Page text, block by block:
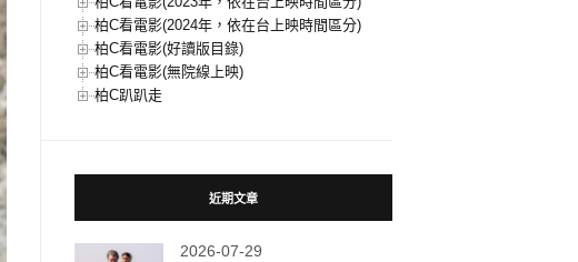
柏C看電影(2024年，依在台上映時間區分)
柏C看電影(好讀版目錄)
柏C看電影(無院線上映)
柏C趴趴走
近期文章
2026-07-29